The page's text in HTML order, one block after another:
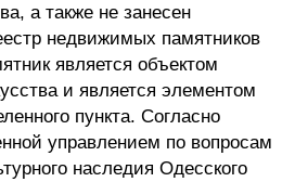
а также не занесен
недвижимых памятников
является объектом
и является элементом
пункта. Согласно
управлением по вопросам
наследия Одесского